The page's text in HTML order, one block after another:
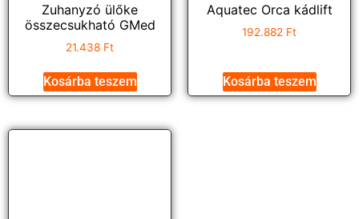
Zuhanyzó ülőke
összecsukható GMed
21.438 Ft
Kosárba teszem
Aquatec Orca kádlift
192.882 Ft
Kosárba teszem